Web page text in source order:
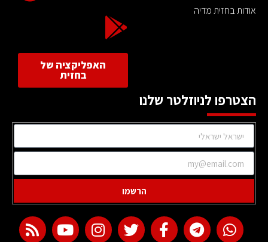
אודות בחזית מדיה
האפליקציה של
בחזית
הצטרפו לניוזלטר שלנו
הרשמו